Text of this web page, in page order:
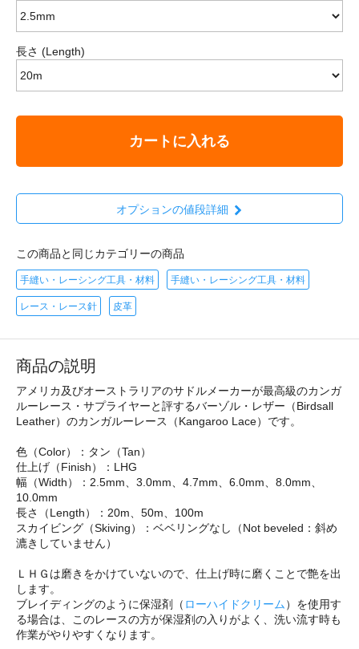
長さ (Length)
カートに入れる
オプションの値段詳細
この商品と同じカテゴリーの商品
手縫い・レーシング工具・材料 手縫い・レーシング工具・材料
レース・レース針 皮革
商品の説明
アメリカ及びオーストラリアのサドルメーカーが最高級のカンガ
ルーレース・サプライヤーと評するバーゾル・レザー（Birdsall
Leather）のカンガルーレース（Kangaroo Lace）です。
色（Color）：タン（Tan）
仕上げ（Finish）：LHG
幅（Width）：2.5mm、3.0mm、4.7mm、6.0mm、8.0mm、
10.0mm
長さ（Length）：20m、50m、100m
スカイビング（Skiving）：ベベリングなし（Not beveled：斜め
漉きしていません）
ＬＨＧは磨きをかけていないので、仕上げ時に磨くことで艶を出
します。
ブレイディングのように保湿剤（ ローハイドクリーム ）を使用す
る場合は、このレースの方が保湿剤の入りがよく、洗い流す時も
作業がやりやすくなります。